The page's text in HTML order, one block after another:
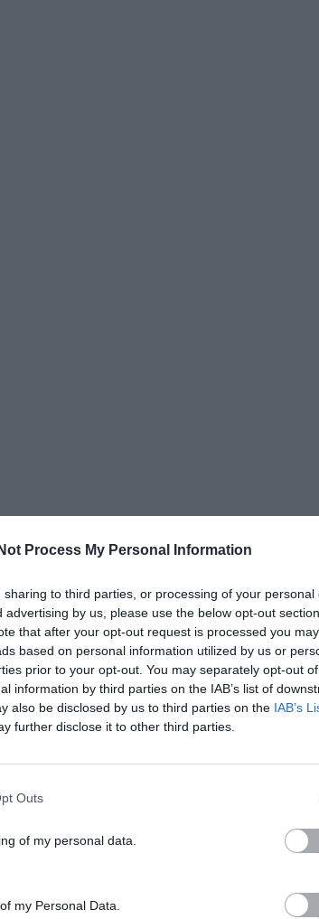
Process My Personal Information
to third parties, or processing of your personal
by us, please use the below opt-out
that after your opt-out request is processed you may
based on personal information utilized by us or
prior to your opt-out. You may separately opt-out
information by third parties on the IAB’s list of
also be disclosed by us to third parties on the IAB’s
further disclose it to other third parties.
Outs
of my personal data.
my Personal Data.
Francia, il